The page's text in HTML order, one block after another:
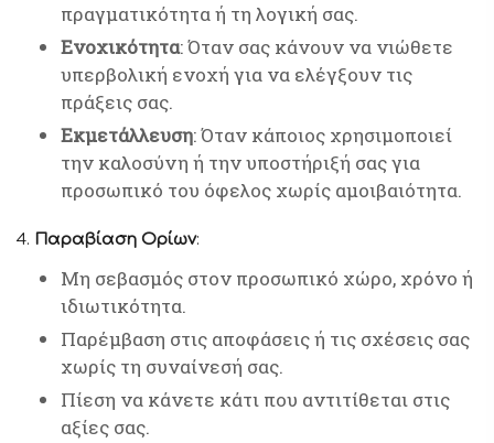
πραγματικότητα ή τη λογική σας.
Ενοχικότητα: Όταν σας κάνουν να νιώθετε
υπερβολική ενοχή για να ελέγξουν τις
πράξεις σας.
Εκμετάλλευση: Όταν κάποιος χρησιμοποιεί
την καλοσύνη ή την υποστήριξή σας για
προσωπικό του όφελος χωρίς αμοιβαιότητα.
4. Παραβίαση Ορίων:
Μη σεβασμός στον προσωπικό χώρο, χρόνο ή
ιδιωτικότητα.
Παρέμβαση στις αποφάσεις ή τις σχέσεις σας
χωρίς τη συναίνεσή σας.
Πίεση να κάνετε κάτι που αντιτίθεται στις
αξίες σας.